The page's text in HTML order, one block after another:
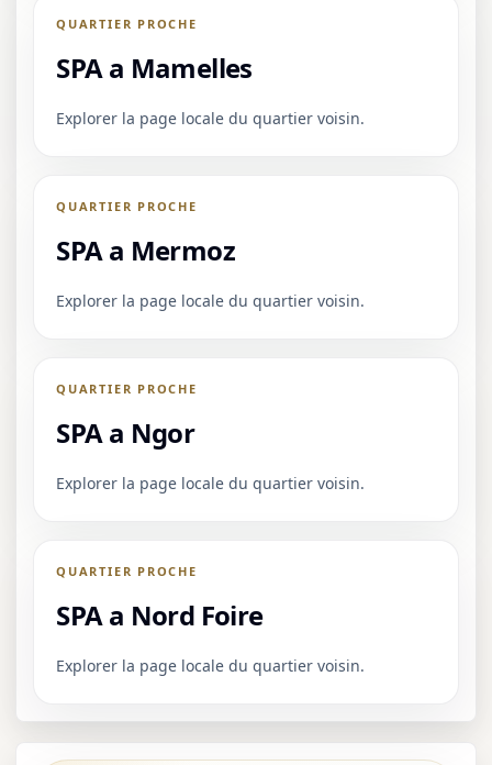
QUARTIER PROCHE
SPA a Mamelles
Explorer la page locale du quartier voisin.
QUARTIER PROCHE
SPA a Mermoz
Explorer la page locale du quartier voisin.
QUARTIER PROCHE
SPA a Ngor
Explorer la page locale du quartier voisin.
QUARTIER PROCHE
SPA a Nord Foire
Explorer la page locale du quartier voisin.